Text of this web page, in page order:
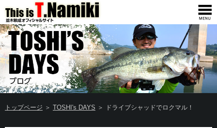
トップページ ＞ TOSHI's DAYS ＞ ドライブシャッドでロクマル！